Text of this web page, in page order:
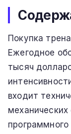
Покупка
Ежегодное
тысяч
входит